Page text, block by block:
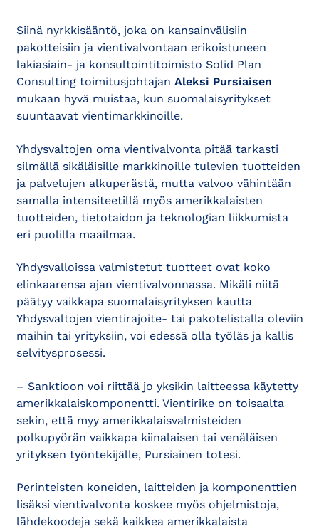
Siinä nyrkkisääntö, joka on kansainvälisiin
pakotteisiin ja vientivalvontaan erikoistuneen
lakiasiain- ja konsultointitoimisto Solid Plan
Consulting toimitusjohtajan Aleksi Pursiaisen
mukaan hyvä muistaa, kun suomalaisyritykset
suuntaavat vientimarkkinoille.
Yhdysvaltojen oma vientivalvonta pitää tarkasti
silmällä sikäläisille markkinoille tulevien tuotteiden
ja palvelujen alkuperästä, mutta valvoo vähintään
samalla intensiteetillä myös amerikkalaisten
tuotteiden, tietotaidon ja teknologian liikkumista
eri puolilla maailmaa.
Yhdysvalloissa valmistetut tuotteet ovat koko
elinkaarensa ajan vientivalvonnassa. Mikäli niitä
päätyy vaikkapa suomalaisyrityksen kautta
Yhdysvaltojen vientirajoite- tai pakotelistalla oleviin
maihin tai yrityksiin, voi edessä olla työläs ja kallis
selvitysprosessi.
– Sanktioon voi riittää jo yksikin laitteessa käytetty
amerikkalaiskomponentti. Vientirike on toisaalta
sekin, että myy amerikkalaisvalmisteiden
polkupyörän vaikkapa kiinalaisen tai venäläisen
yrityksen työntekijälle, Pursiainen totesi.
Perinteisten koneiden, laitteiden ja komponenttien
lisäksi vientivalvonta koskee myös ohjelmistoja,
lähdekoodeja sekä kaikkea amerikkalaista